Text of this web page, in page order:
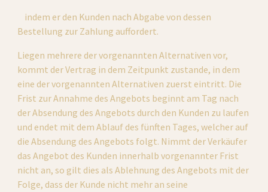
Bestellung zur Zahlung auffordert.
Liegen mehrere der vorgenannten Alternativen vor,
kommt der Vertrag in dem Zeitpunkt zustande, in dem
eine der vorgenannten Alternativen zuerst eintritt. Die
Frist zur Annahme des Angebots beginnt am Tag nach
der Absendung des Angebots durch den Kunden zu laufen
und endet mit dem Ablauf des fünften Tages, welcher auf
die Absendung des Angebots folgt. Nimmt der Verkäufer
das Angebot des Kunden innerhalb vorgenannter Frist
nicht an, so gilt dies als Ablehnung des Angebots mit der
Folge, dass der Kunde nicht mehr an seine